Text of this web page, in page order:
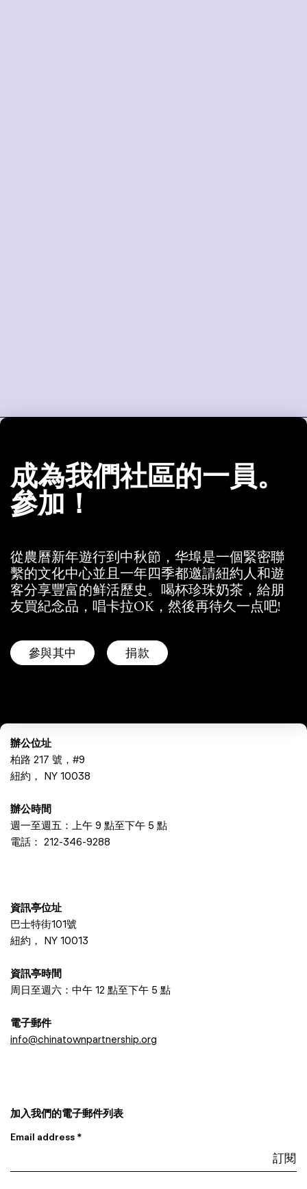
成為我們社區的一員。
參加！
從農曆新年遊行到中秋節，华埠是一個緊密聯
繫的文化中心並且一年四季都邀請紐約人和遊
客分享豐富的鲜活歷史。喝杯珍珠奶茶，給朋
友買紀念品，唱卡拉OK，然後再待久一点吧!
參與其中 捐款
辦公位址
柏路 217 號，#9
紐約， NY 10038
辦公時間
週一至週五：上午 9 點至下午 5 點
電話： 212-346-9288
資訊亭位址
巴士特街101號
紐約， NY 10013
資訊亭時間
周日至週六：中午 12 點至下午 5 點
電子郵件
info@chinatownpartnership.org
加入我們的電子郵件列表
Email address *